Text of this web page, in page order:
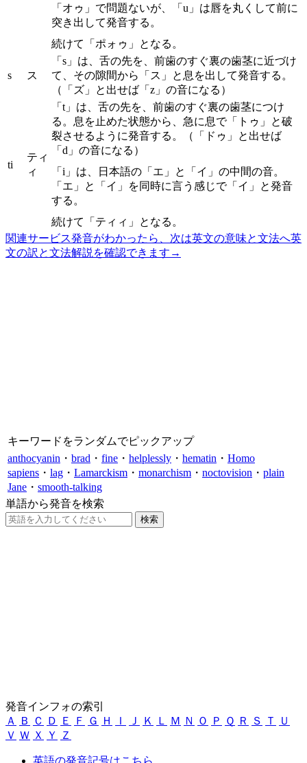
「オゥ」で問題ないが、「u」は唇を丸くして前に
突き出して発音する。
続けて「ポォゥ」となる。
s ス
「s」は、舌の先を、前歯のすぐ裏の歯茎に近づけ
て、その隙間から「ス」と息を出して発音する。
（「ズ」と出せば「z」の音になる）
ti
ティ
ィ
「t」は、舌の先を、前歯のすぐ裏の歯茎につけ
る。息を止めた状態から、急に息で「トゥ」と破
裂させるように発音する。（「ドゥ」と出せば
「d」の音になる）
「i」は、日本語の「エ」と「イ」の中間の音。
「エ」と「イ」を同時に言う感じで「イ」と発音
する。
続けて「ティィ」となる。
関連サービス発音がわかったら、次は英文の意味と文法へ英
文の訳と文法解説を確認できます →
キーワードをランダムでピックアップ
anthocyanin ・ brad ・ fine ・ helplessly ・ hematin ・ Homo
sapiens ・ lag ・ Lamarckism ・ monarchism ・ noctovision ・ plain
Jane ・ smooth-talking
単語から発音を検索
発音インフォの索引
Ａ
Ｂ Ｃ Ｄ Ｅ Ｆ Ｇ Ｈ Ｉ Ｊ Ｋ Ｌ Ｍ Ｎ Ｏ Ｐ Ｑ Ｒ Ｓ Ｔ
Ｕ
Ｖ Ｗ Ｘ Ｙ Ｚ
英語の発音記号はこちら